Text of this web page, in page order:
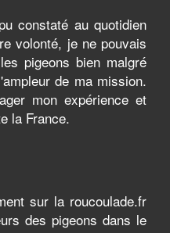
constaté au quotidien
volonté, je ne pouvais
pigeons bien malgré
de ma mission.
mon expérience et
la France.
sur la roucoulade.fr
des pigeons dans le